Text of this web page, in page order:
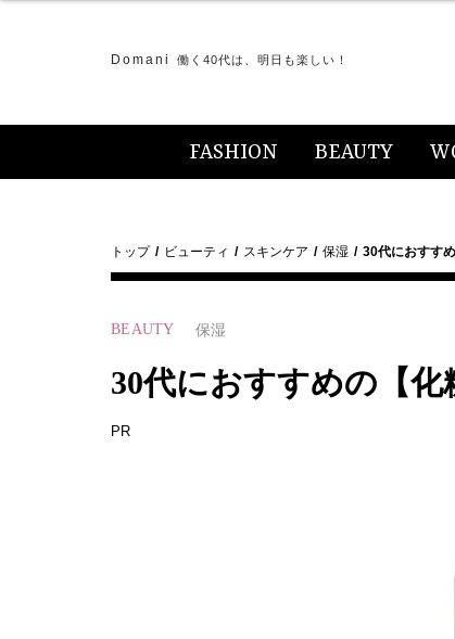
Domani 働く40代は、明日も楽しい！
FASHION BEAUTY
トップ ビューティ スキンケア 保湿 30代におすす
BEAUTY 保湿
30代におすすめの【
PR